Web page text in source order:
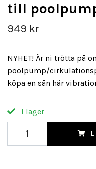
till
949 kr
NYHET! Är ni trötta på
poolpump/
köpa en sån här
I lager